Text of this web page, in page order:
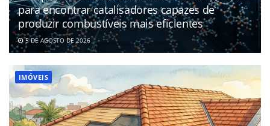
para encontrar catalisadores capazes de
produzir combustíveis mais eficientes
5 DE AGOSTO DE 2026
IMÓVEIS